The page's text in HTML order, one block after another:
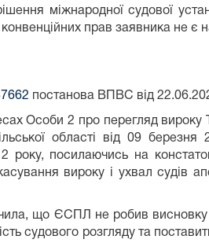
міжнародної судової
прав заявника не є
постанова ВПВС від
Особи 2 про перегляд вироку
області від 09
року, посилаючись на
вироку і ухвал судів
що ЄСПЛ не робив
судового розгляду та